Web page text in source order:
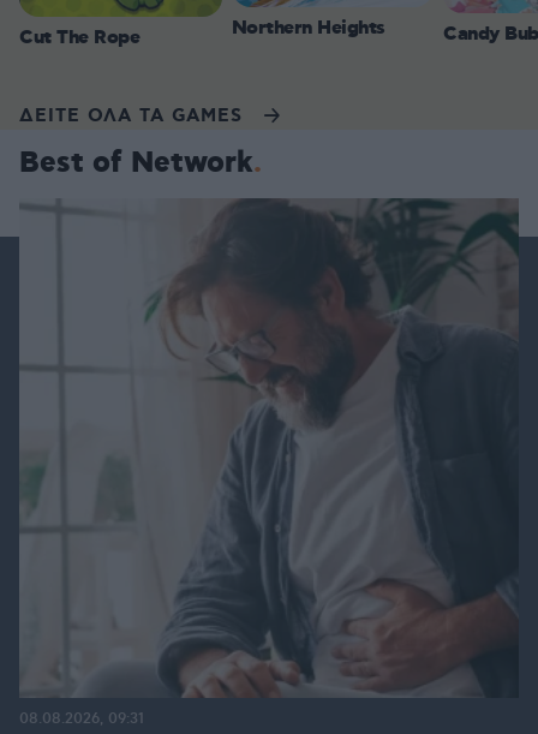
Cut The Rope Northern Heights Candy
ΔΕΙΤΕ ΟΛΑ ΤΑ GAMES
Best of Network
08.08.2026, 09:31